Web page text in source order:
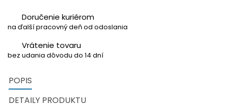
Doručenie kuriérom
na ďalší pracovný deň od odoslania
Vrátenie tovaru
bez udania dôvodu do 14 dní
POPIS
DETAILY PRODUKTU